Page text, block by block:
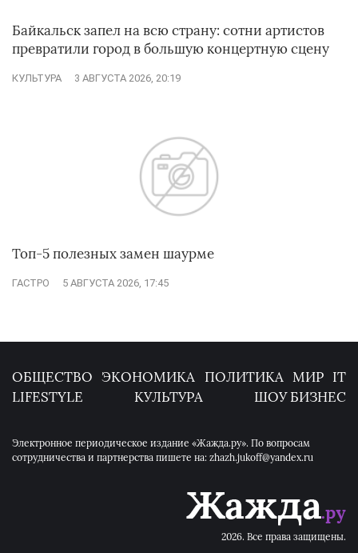
Байкальск запел на всю страну: сотни артистов
превратили город в большую концертную сцену
КУЛЬТУРА 3 АВГУСТА 2026, 20:19
Топ-5 полезных замен шаурме
ГАСТРО 5 АВГУСТА 2026, 17:45
ОБЩЕСТВО ЭКОНОМИКА ПОЛИТИКА МИР IT
LIFESTYLE
КУЛЬТУРА ШОУ БИЗНЕС
Электронное периодическое издание «Жажда.ру». По вопросам
сотрудничества и партнерства пишете на: zhazh.jukoff@yandex.ru
2026. Все права защищены.